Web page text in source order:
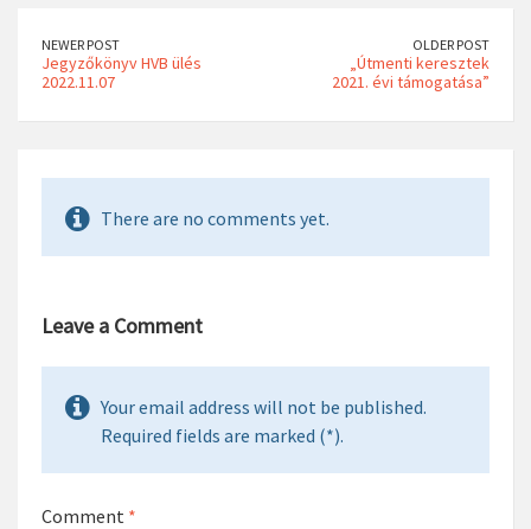
NEWER POST
Jegyzőkönyv HVB ülés
2022.11.07
OLDER POST
„Útmenti keresztek
2021. évi támogatása”
There are no comments yet.
Leave a Comment
Your email address will not be published.
Required fields are marked (*).
Comment *